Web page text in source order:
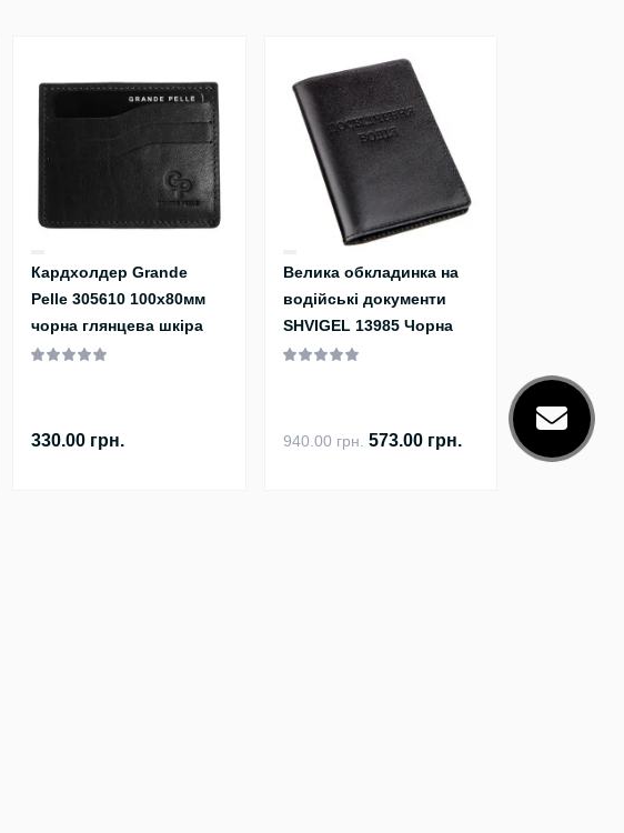
Кардхолдер Grande
Pelle 305610 100х80мм
чорна глянцева шкіра
330.00 грн.
Велика обкладинка на
водійські документи
SHVIGEL 13985 Чорна
940.00 грн. 573.00 грн.